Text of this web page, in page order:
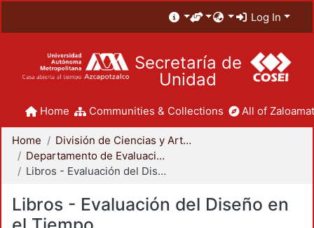
Log In
Secretaría de
Unidad
Home Communities & Collections All of
Home
División de Ciencias y Artes para el Diseño
Departamento de Evaluación del Diseño en el Tiempo
Libros - Evaluación del Diseño en el Tiempo
Libros - Evaluación del Diseño en